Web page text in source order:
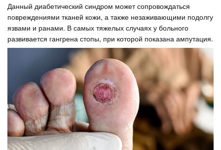
Данный диабетический синдром может сопровождаться
повреждениями тканей кожи, а также незаживающими подолгу
язвами и ранами. В самых тяжелых случаях у больного
развивается гангрена стопы, при которой показана ампутация.